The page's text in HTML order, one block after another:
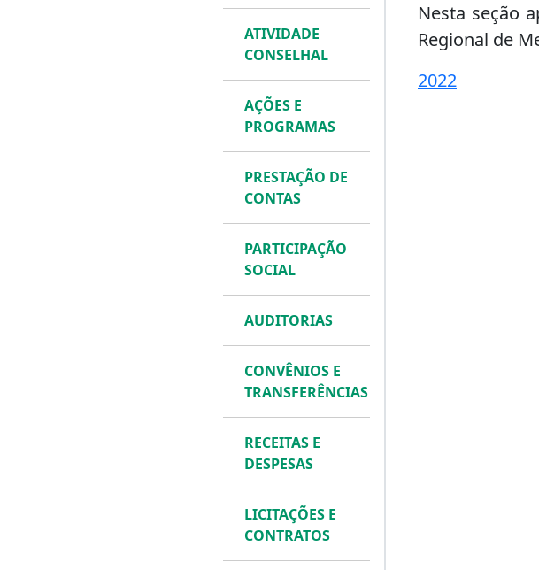
ATIVIDADE
CONSELHAL
AÇÕES E
PROGRAMAS
PRESTAÇÃO DE
CONTAS
PARTICIPAÇÃO
SOCIAL
AUDITORIAS
CONVÊNIOS E
TRANSFERÊNCIAS
RECEITAS E
DESPESAS
LICITAÇÕES E
CONTRATOS
Nesta seção
Regional de
2022